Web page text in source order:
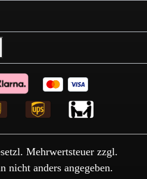
Mehrwertsteuer zzgl.
nicht anders angegeben.